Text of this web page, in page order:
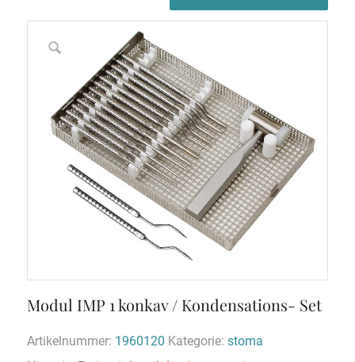
Modul IMP 1 konkav / Kondensations- Set
Artikelnummer: 1960120 Kategorie: stoma